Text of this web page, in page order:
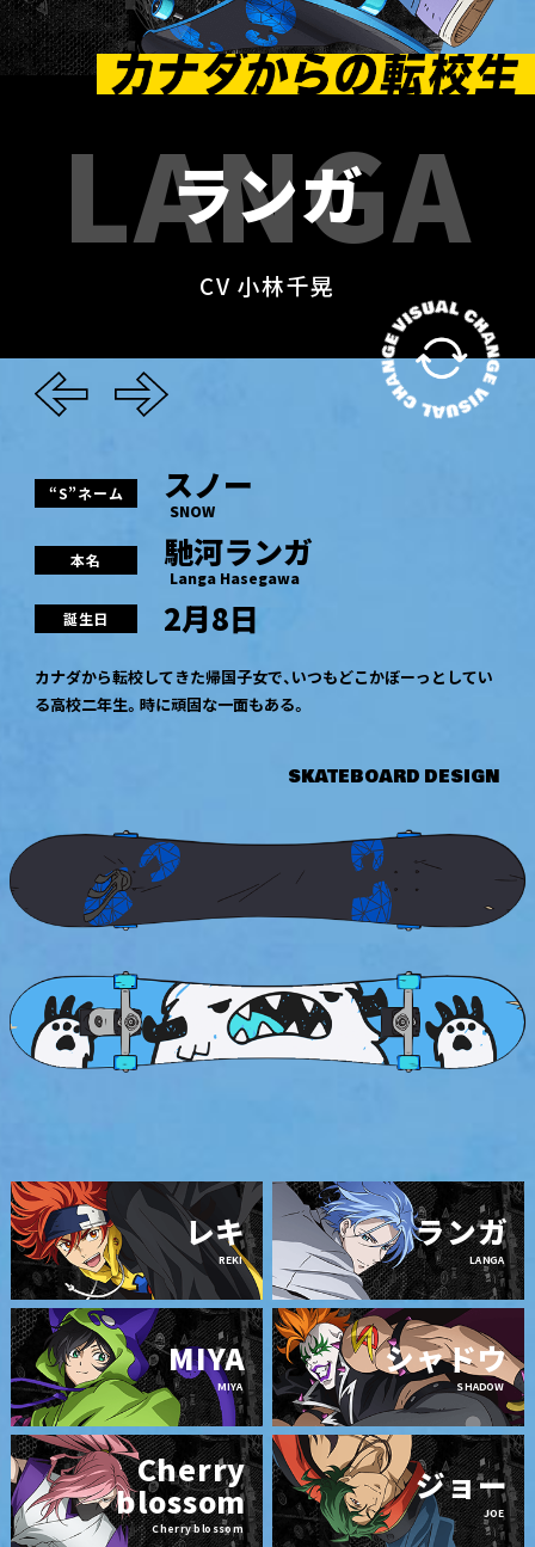
LANGA
ランガ
CV 小林千晃
“S”ネーム スノー
SNOW
本名 馳河ランガ
Langa Hasegawa
誕生日
2月8日
カナダから転校してきた帰国子女で、いつもどこかぼーっとしてい
る高校二年生。時に頑固な一面もある。
SKATEBOARD DESIGN
レキ
REKI
ランガ
LANGA
MIYA
MIYA
シャドウ
SHADOW
Cherry
blossom
Cherry blossom
ジョー
JOE